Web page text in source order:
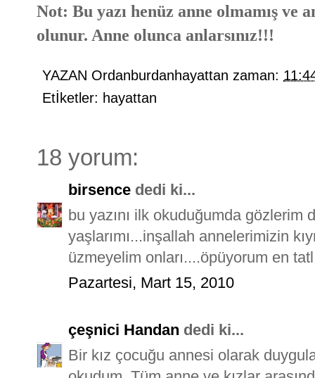
Not: Bu yazı henüz anne olmamış ve
olunur. Anne olunca anlarsınız!!!
YAZAN Ordanburdanhayattan zaman:
Etİketler: hayattan
18 yorum:
birsence dedi ki...
bu yazını ilk okuduğumda gözlerim
yaşlarımı...inşallah annelerimizin
üzmeyelim onları....öpüyorum en
Pazartesi, Mart 15, 2010
çeşnici Handan dedi ki...
Bir kız çocuğu annesi olarak